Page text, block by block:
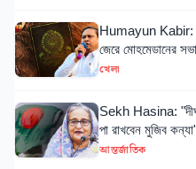
Humayun Kabir:
জেরে মোহমেডানের
খেলা
Sekh Hasina:
পা রাখবেন মুজিব
আন্তর্জাতিক